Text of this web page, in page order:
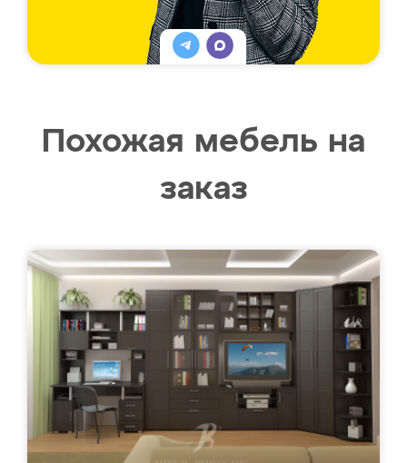
Похожая мебель на
заказ